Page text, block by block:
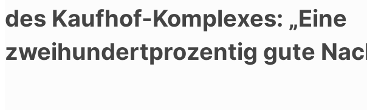
des Kaufhof-Komplexes: „Eine
zweihundertprozentig gute